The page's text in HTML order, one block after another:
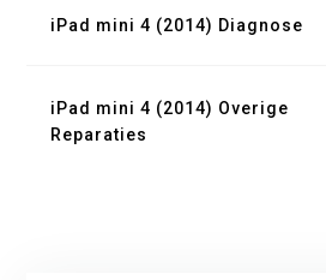
iPad mini 4 (2014) Diagnose
iPad mini 4 (2014) Overige
Reparaties